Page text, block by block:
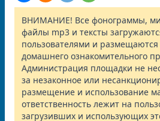
ВНИМАНИЕ! Все фонограммы,
файлы mp3 и тексты
пользователями и
домашнего ознакомительного
Администрация площадки не
за незаконное или
размещение и использование
ответственность лежит на
загрузивших и использующих